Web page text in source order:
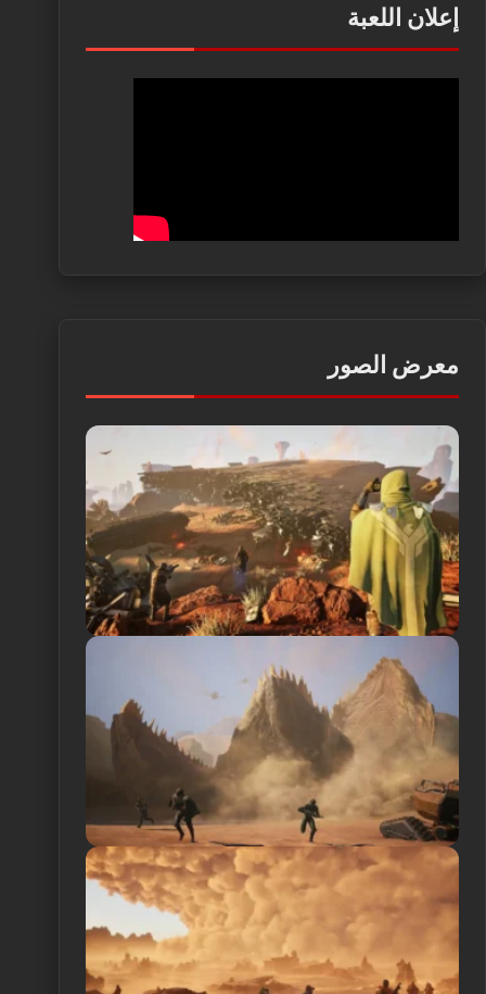
إعلان اللعبة
معرض الصور